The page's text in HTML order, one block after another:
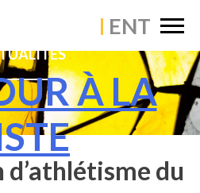
À LA
×
du